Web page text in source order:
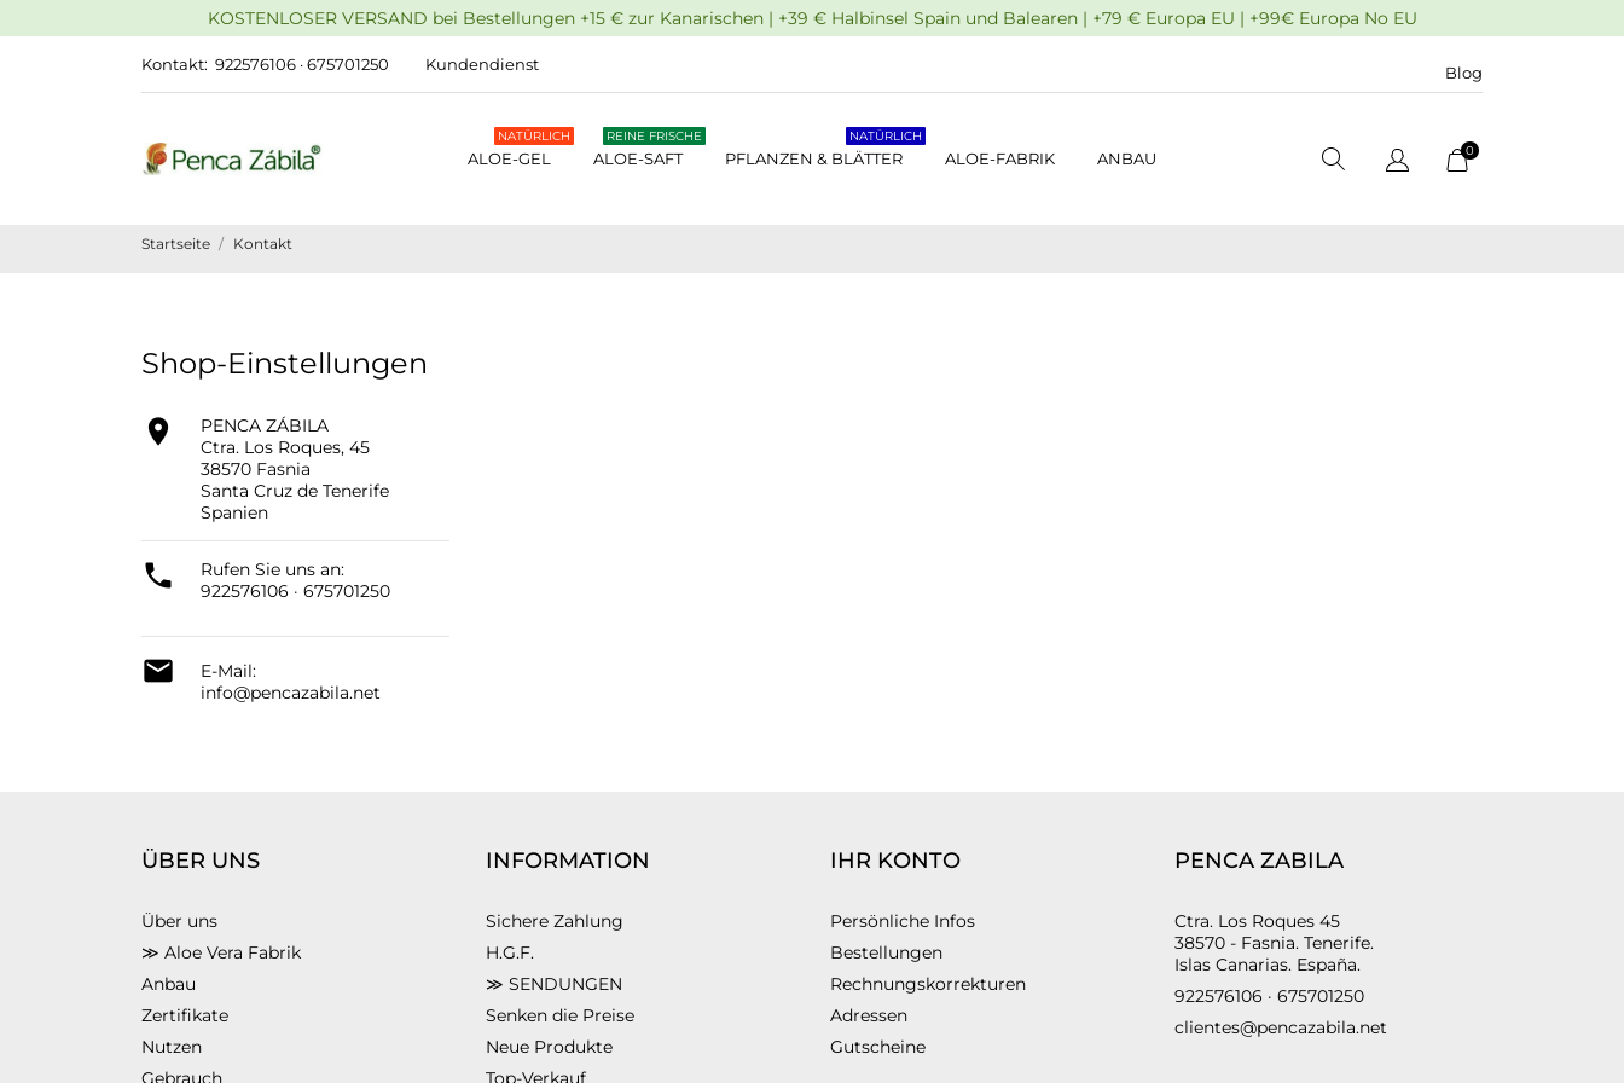
KOSTENLOSER VERSAND bei Bestellungen +15 € zur Kanarischen | +39 € Halbinsel Spain und Balearen | +79 € Europa EU | +99€ Europa No EU
Kontakt: 922576106 · 675701250 Kundendienst Blog
ALOE-GEL
NATÜRLICH
ALOE-SAFT
REINE FRISCHE
PFLANZEN & BLÄTTER
NATÜRLICH
ALOE-FABRIK ANBAU 0
Startseite Kontakt
Shop-Einstellungen

PENCA ZÁBILA
Ctra. Los Roques, 45
38570 Fasnia
Santa Cruz de Tenerife
Spanien

Rufen Sie uns an:
922576106 · 675701250

E-Mail:
info@pencazabila.net
ÜBER UNS
Über uns
≫ Aloe Vera Fabrik
Anbau
Zertifikate
Nutzen
Gebrauch
INFORMATION
Sichere Zahlung
H.G.F.
≫ SENDUNGEN
Senken die Preise
Neue Produkte
Top-Verkauf
IHR KONTO
Persönliche Infos
Bestellungen
Rechnungskorrekturen
Adressen
Gutscheine
PENCA ZABILA
Ctra. Los Roques 45
38570 - Fasnia. Tenerife.
Islas Canarias. España.
922576106 · 675701250
clientes@pencazabila.net